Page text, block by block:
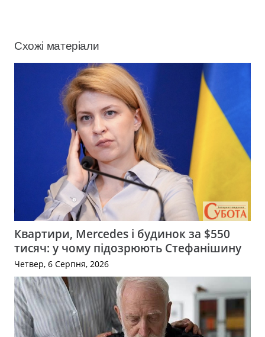
Схожі матеріали
Квартири, Mercedes і будинок за $550
тисяч: у чому підозрюють Стефанішину
Четвер, 6 Серпня, 2026